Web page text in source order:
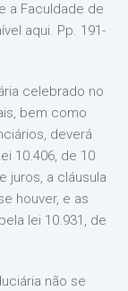
a Faculdade de
aqui. Pp. 191-
celebrado no
bem como
deverá
10.406, de 10
juros, a cláusula
houver, e as
lei 10.931, de
não se